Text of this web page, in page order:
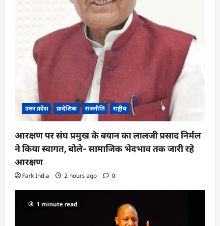
उत्तर प्रदेश प्रादेशिक राजनीति राष्ट्रीय
आरक्षण पर संघ प्रमुख के बयान का लालजी प्रसाद निर्मल
ने किया स्वागत, बोले- सामाजिक भेदभाव तक जारी रहे
आरक्षण
Fark India 2 hours ago 0
1 minute read